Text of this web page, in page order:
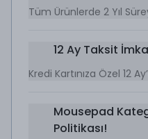
Tüm Ürünlerde 2 Yıl
12 Ay Taksit
Kredi Kartınıza Özel 12
Mousepad
Politikası!